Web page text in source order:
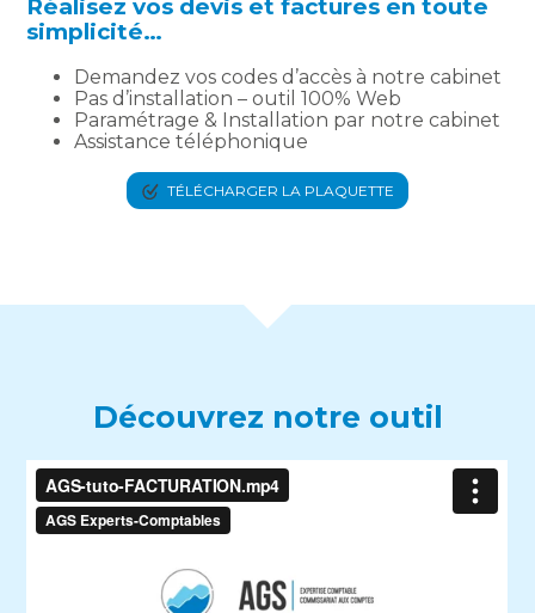
Réalisez vos devis et factures en toute
simplicité…
Demandez vos codes d’accès à notre cabinet
Pas d’installation – outil 100% Web
Paramétrage & Installation par notre cabinet
Assistance téléphonique
TÉLÉCHARGER LA PLAQUETTE
Découvrez notre outil